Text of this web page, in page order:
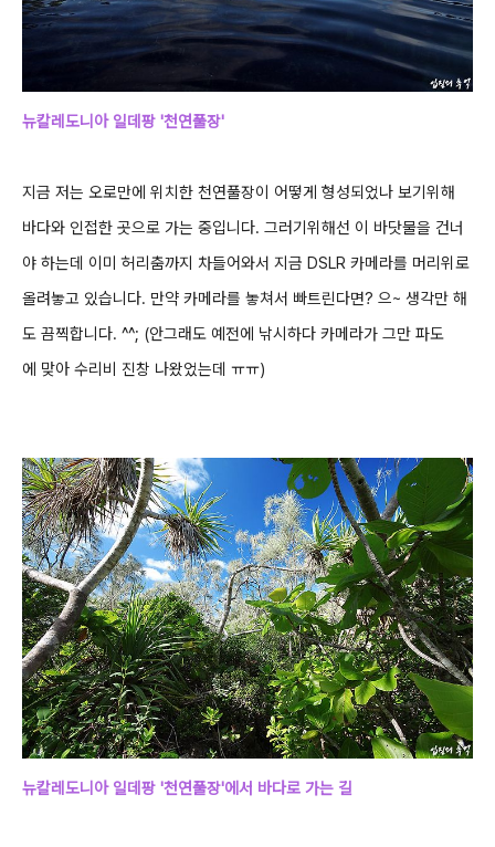
뉴칼레도니아 일데팡 '천연풀장'
지금 저는 오로만에 위치한 천연풀장이 어떻게 형성되었나 보기위해
바다와 인접한 곳으로 가는 중입니다. 그러기위해선 이 바닷물을 건너
야 하는데 이미 허리춤까지 차들어와서 지금 DSLR 카메라를 머리위로
올려놓고 있습니다. 만약 카메라를 놓쳐서 빠트린다면? 으~ 생각만 해
도 끔찍합니다. ^^; (안그래도 예전에 낚시하다 카메라가 그만 파도
에 맞아 수리비 진창 나왔었는데 ㅠㅠ)
뉴칼레도니아 일데팡 '천연풀장'에서 바다로 가는 길